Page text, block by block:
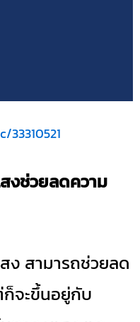
งช่วยลดความ
สามารถช่วยลด
ก็จะขึ้นอยู่กับ